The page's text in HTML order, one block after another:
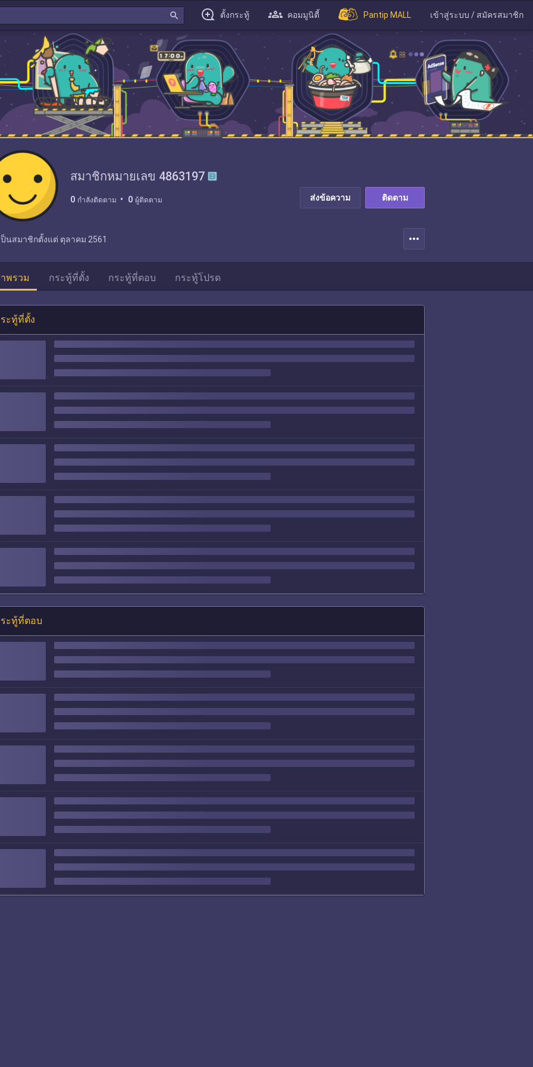
search ตั้งกระทู้ คอมมูนิตี้ Pantip MALL เข้าสู่ระบบ / สมัครสมาชิก
สมาชิกหมายเลข 4863197
0 กำลังติดตาม 0 ผู้ติดตาม ส่งข้อความ ติดตาม
ป็นสมาชิกตั้งแต่ ตุลาคม 2561 more_horiz
พรวม กระทู้ที่ตั้ง กระทู้ที่ตอบ กระทู้โปรด
ะทู้ที่ตั้ง
ะทู้ที่ตอบ